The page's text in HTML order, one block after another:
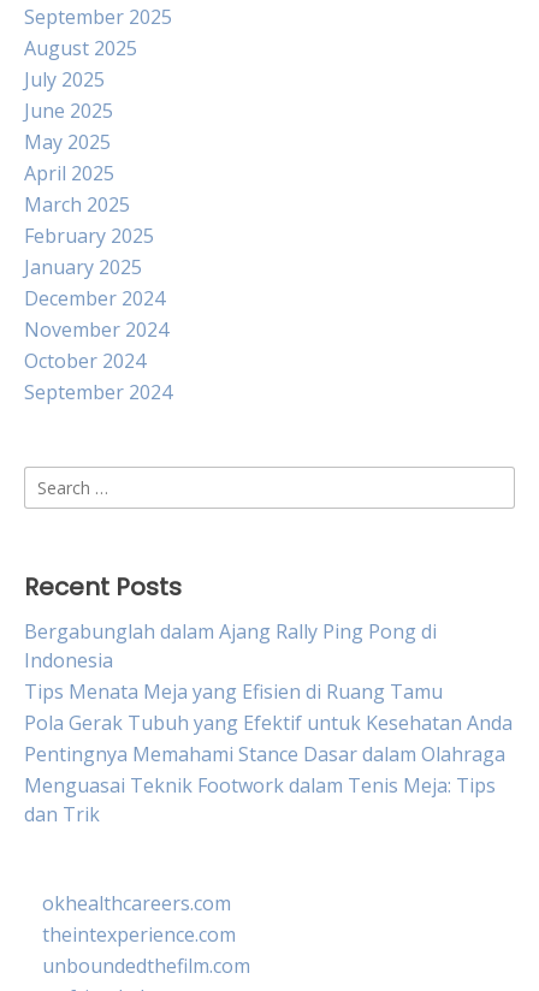
September 2025
August 2025
July 2025
June 2025
May 2025
April 2025
March 2025
February 2025
January 2025
December 2024
November 2024
October 2024
September 2024
Search
for:
Recent Posts
Bergabunglah dalam Ajang Rally Ping Pong di
Indonesia
Tips Menata Meja yang Efisien di Ruang Tamu
Pola Gerak Tubuh yang Efektif untuk Kesehatan Anda
Pentingnya Memahami Stance Dasar dalam Olahraga
Menguasai Teknik Footwork dalam Tenis Meja: Tips
dan Trik
okhealthcareers.com
theintexperience.com
unboundedthefilm.com